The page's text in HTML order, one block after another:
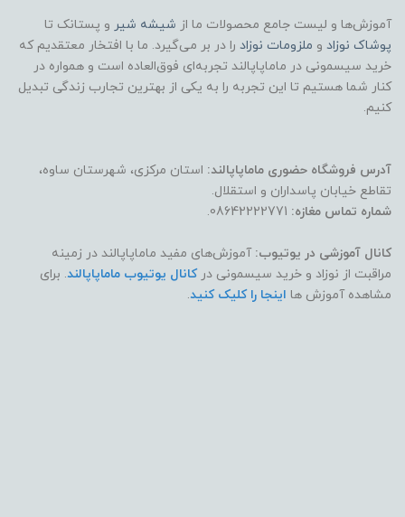
آموزش‌ها و لیست جامع محصولات ما از شیشه شیر و پستانک تا
پوشاک نوزاد و ملزومات نوزاد را در بر می‌گیرد. ما با افتخار معتقدیم که
خرید سیسمونی در ماماپاپالند تجربه‌ای فوق‌العاده است و همواره در
کنار شما هستیم تا این تجربه را به یکی از بهترین تجارب زندگی تبدیل
کنیم.
آدرس فروشگاه حضوری ماماپاپالند: استان مرکزی، شهرستان ساوه،
تقاطع خیابان پاسداران و استقلال.
شماره تماس مغازه:
کانال آموزشی در یوتیوب: آموزش‌های مفید ماماپاپالند در زمینه
مراقبت از نوزاد و خرید سیسمونی درکانال یوتیوب ماماپاپالند. برای
مشاهده آموزش ها اینجا را کلیک کنید.